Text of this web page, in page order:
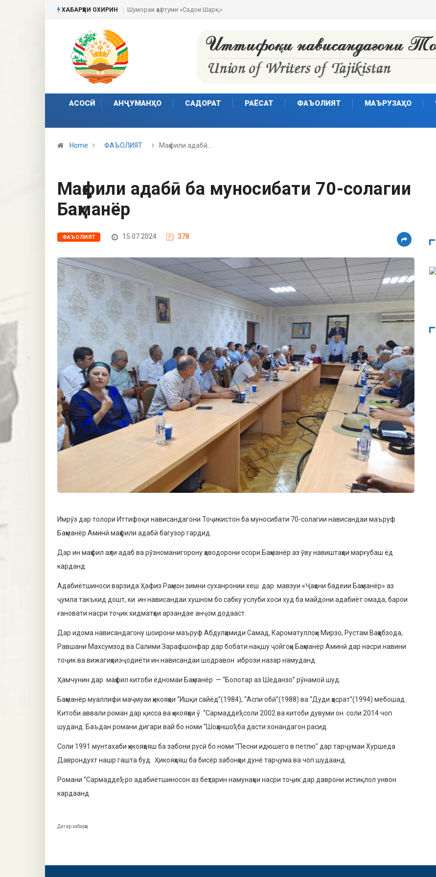
ХАБАРҲОИ ОХИРИН Шумораи ҳафтуми «Садои Шарқ»
АСОСӢ АНҶУМАНҲО САДОРАТ РАЁСАТ ФАЪОЛИЯТ МАЪРУЗАҲО
Home ФАЪОЛИЯТ Маҳфили адабӣ…
Маҳфили адабӣ ба муносибати 70-солагии
Баҳманёр
ФАЪОЛИЯТ 15.07.2024 378
Имрӯз дар толори Иттифоқи нависандагони Тоҷикистон ба муносибати 70-солагии нависандаи маъруф
Баҳманёр Аминӣ маҳфили адабӣ багузор гардид.
Дар ин маҳфил аҳли адаб ва рӯзноманигорону ҳаводорони осори Баҳманёр аз ӯву навиштаҳои марғубаш ёд
карданд.
Адабиётшиноси варзида Ҳафиз Раҳмон зимни суханронии хеш дар мавзуи «Ҷаҳони бадеии Баҳманёр» аз
ҷумла такъкид дошт, ки ин нависандаи хушном бо сабку услуби хоси худ ба майдони адабиёт омада, барои
ғановати насри тоҷик хидматҳои арзандае анҷом додааст.
Дар идома нависандагону шоирони маъруф Абдулҳамиди Самад, Кароматуллоҳи Мирзо, Рустам Ваҳҳобзода,
Равшани Махсумзод ва Салими Зарафшонфар дар бобати нақшу ҷойгоҳи Баҳманёр Аминӣ дар насри навини
тоҷик ва вижагиҳоиэҷодиёти ин нависандаи шодравон ибрози назар намуданд.
Ҳамчунин дар маҳфил китоби ёдномаи Баҳманёр — “Болотар аз Шеданзо” рӯнамоӣ шуд.
Баҳманёр муаллифи маҷмуаи ҳикояҳои “Ишқи сайёд”(1984), “Аспи обӣ”(1988) ва “Дуди ҳасрат”(1994) мебошад.
Китоби аввали роман дар қисса ва ҳикояҳои ӯ “Сармаддеҳ” соли 2002 ва китоби дувуми он соли 2014 чоп
шуданд. Баъдан романи дигари вай бо номи “Шоҳаншоҳ” ба дасти хонандагон расид.
Соли 1991 мунтахаби ҳикояҳояш ба забони русӣ бо номи “Песни идюшего в петлю” дар тарҷумаи Хуршеда
Даврондухт нашр гашта буд. Ҳикояҳояш ба бисёр забонҳои дунё тарҷума ва чоп шудаанд.
Романи “Сармаддеҳ”-ро адабиётшиносон аз беҳтарин намунаҳои насри тоҷик дар даврони истиқлол унвон
кардаанд.
Дигар хабарҳо